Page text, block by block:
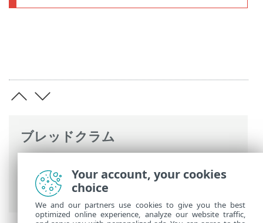
ブレッドクラム
On-Prem
>インストール> Windowsでの
オールインワンインストール
Your account, your cookies
choice
We and our partners use cookies to give you the best
optimized online experience, analyze our website traffic,